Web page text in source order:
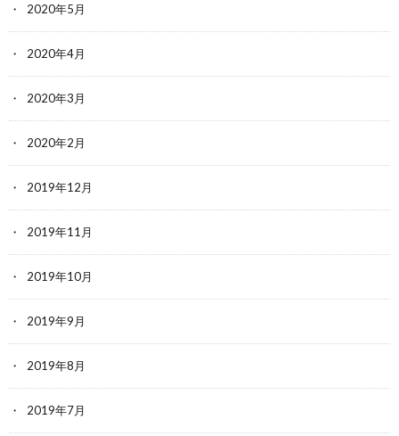
2020年5月
2020年4月
2020年3月
2020年2月
2019年12月
2019年11月
2019年10月
2019年9月
2019年8月
2019年7月